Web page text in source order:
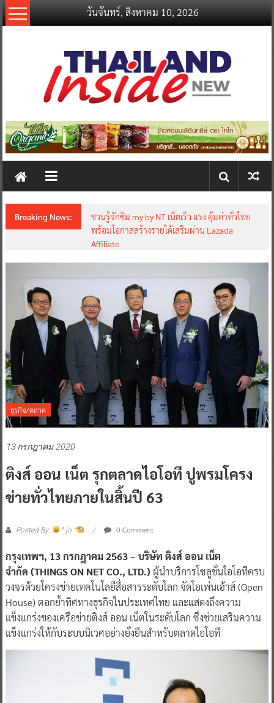
Skip
to
วันจันทร์, สิงหาคม 10, 2026
thailandinsidenew.com
Thailand
New
Breaking News:
ชวนรู้จักซิม my by NT เน็ตเร็ว แรง คุ้มค่าทั่วไทย
พร้อมโอกาสสร้างรายได้เสริมผ่าน Lazada
Affiliate
ธุรกิจ/ตลาด
13 กรกฎาคม 2020
ติงส์ ออน เน็ต รุกตลาดไอโอที ปูพรมโครง
ข่ายทั่วไทยภายในสิ้นปี 63
Posted By: ^ jo ^ 0 Comment
กรุงเทพฯ, 13 กรกฎาคม 2563– บริษัท ติงส์ ออน เน็ต
จำกัด (THINGS ON NET CO., LTD.) ผู้นำบริการโซลูชั่นไอโอทีครบ
วงจรด้วยโครงข่ายเทคโนโลยีสื่อสารระดับโลก จัดโอเพ่นเฮ้าส์ (Open
House) ตอกย้ำทิศทางธุรกิจในประเทศไทย และแสดงถึงความ
แข็งแกร่งของเครือข่ายติงส์ ออน เน็ตในระดับโลก ซึ่งช่วยเสริมความ
แข็งแกร่งให้กับระบบนิเวศอย่างยั่งยืนสำหรับตลาดไอโอที